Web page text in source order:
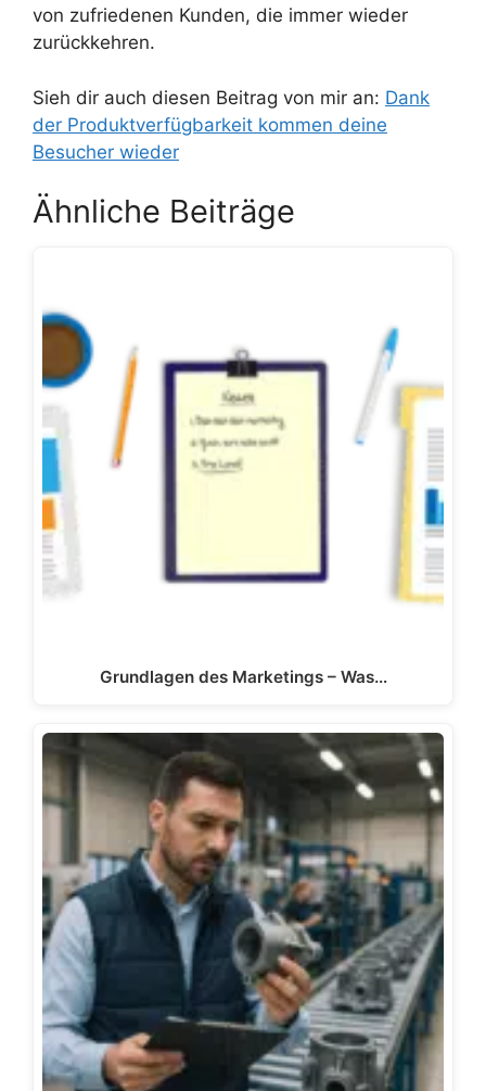
von zufriedenen Kunden, die immer wieder
zurückkehren.
Sieh dir auch diesen Beitrag von mir an: Dank
der Produktverfügbarkeit kommen deine
Besucher wieder
Ähnliche Beiträge
Grundlagen des Marketings – Was…